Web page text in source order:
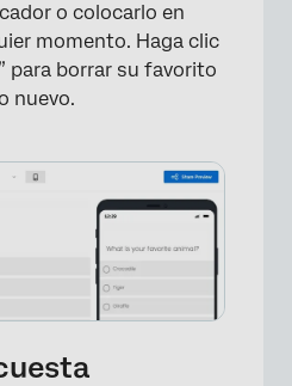
×
o colocarlo en
momento. Haga clic
para borrar su favorito
nuevo.